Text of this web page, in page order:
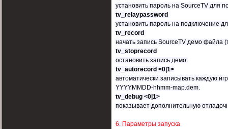
установить пароль на SourceTV для
tv_relaypassword
установить пароль на подключение
tv_record
начать запись SourceTV демо файла
tv_stoprecord
остановить запись демо.
tv_autorecord <0|1>
автоматически записывать каждую
YYYYMMDD-hhmm-map.dem.
tv_debug <0|1>
показывает дополнительную
6. Параметры запуска